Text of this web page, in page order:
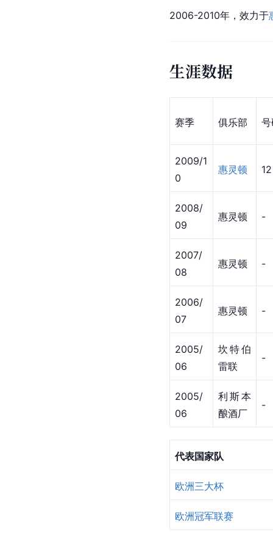
2006-2010年，效力于
生涯数据
赛季 俱乐部
2009/1
0
惠灵顿 12
2008/
09
惠灵顿 -
2007/
08
惠灵顿 -
2006/
07
惠灵顿 -
2005/
06
坎特伯
雷联
-
2005/
06
利斯本
酿酒厂
-
代表国家队
欧洲三大杯
欧洲冠军联赛